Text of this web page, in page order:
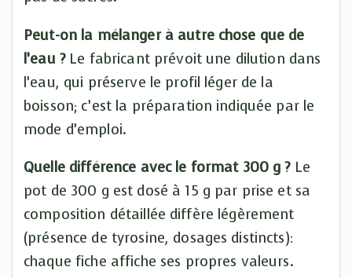
Peut-on la mélanger à autre chose que de
l’eau ?Le fabricant prévoit une dilution dans
l’eau, qui préserve le profil léger de la
boisson; c’est la préparation indiquée par le
mode d’emploi.
Quelle différence avec le format 300 g ?Le
pot de 300 g est dosé à 15 g par prise et sa
composition détaillée diffère légèrement
(présence de tyrosine, dosages distincts):
chaque fiche affiche ses propres valeurs.